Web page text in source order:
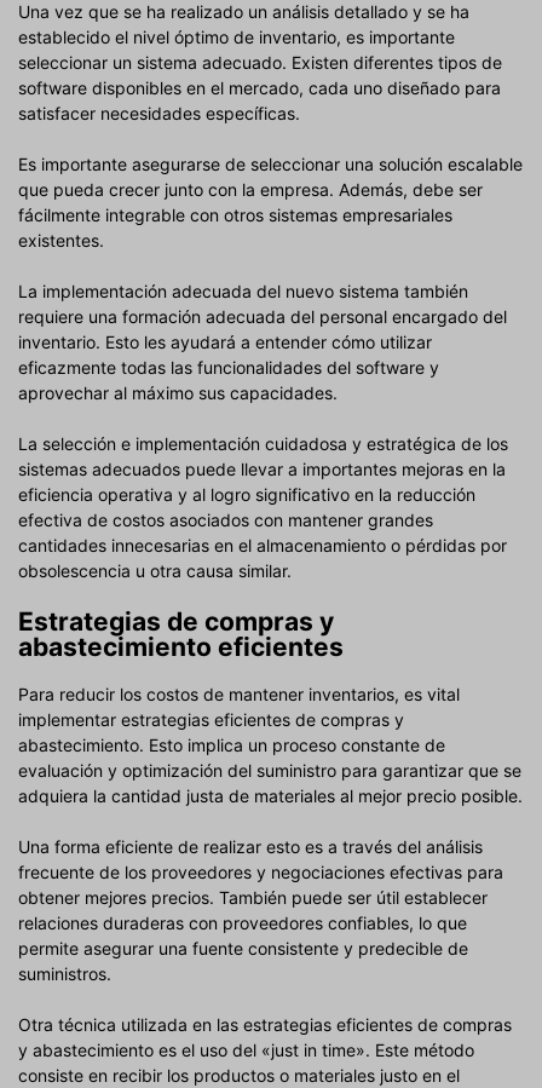
Una vez que se ha realizado un análisis detallado y se ha
establecido el nivel óptimo de inventario, es importante
seleccionar un sistema adecuado. Existen diferentes tipos de
software disponibles en el mercado, cada uno diseñado para
satisfacer necesidades específicas.
Es importante asegurarse de seleccionar una solución escalable
que pueda crecer junto con la empresa. Además, debe ser
fácilmente integrable con otros sistemas empresariales
existentes.
La implementación adecuada del nuevo sistema también
requiere una formación adecuada del personal encargado del
inventario. Esto les ayudará a entender cómo utilizar
eficazmente todas las funcionalidades del software y
aprovechar al máximo sus capacidades.
La selección e implementación cuidadosa y estratégica de los
sistemas adecuados puede llevar a importantes mejoras en la
eficiencia operativa y al logro significativo en la reducción
efectiva de costos asociados con mantener grandes
cantidades innecesarias en el almacenamiento o pérdidas por
obsolescencia u otra causa similar.
Estrategias de compras y
abastecimiento eficientes
Para reducir los costos de mantener inventarios, es vital
implementar estrategias eficientes de compras y
abastecimiento. Esto implica un proceso constante de
evaluación y optimización del suministro para garantizar que se
adquiera la cantidad justa de materiales al mejor precio posible.
Una forma eficiente de realizar esto es a través del análisis
frecuente de los proveedores y negociaciones efectivas para
obtener mejores precios. También puede ser útil establecer
relaciones duraderas con proveedores confiables, lo que
permite asegurar una fuente consistente y predecible de
suministros.
Otra técnica utilizada en las estrategias eficientes de compras
y abastecimiento es el uso del «just in time». Este método
consiste en recibir los productos o materiales justo en el